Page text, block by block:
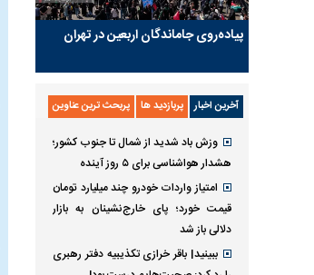
پیاده‌روی جاماندگان اربعین در تهران
آخرین اخبار پربازدید ها پربحث ترین عناوین
وزش باد شدید از شمال تا جنوب کشور؛
هشدار هواشناسی برای ۵ روز آینده
امتیاز واردات خودرو چند میلیارد تومان
قیمت خورد؛ پای خارج‌نشینان به بازار
دلالی باز شد
ببینید| باقر خرازی تکذیبیه دفتر رهبری